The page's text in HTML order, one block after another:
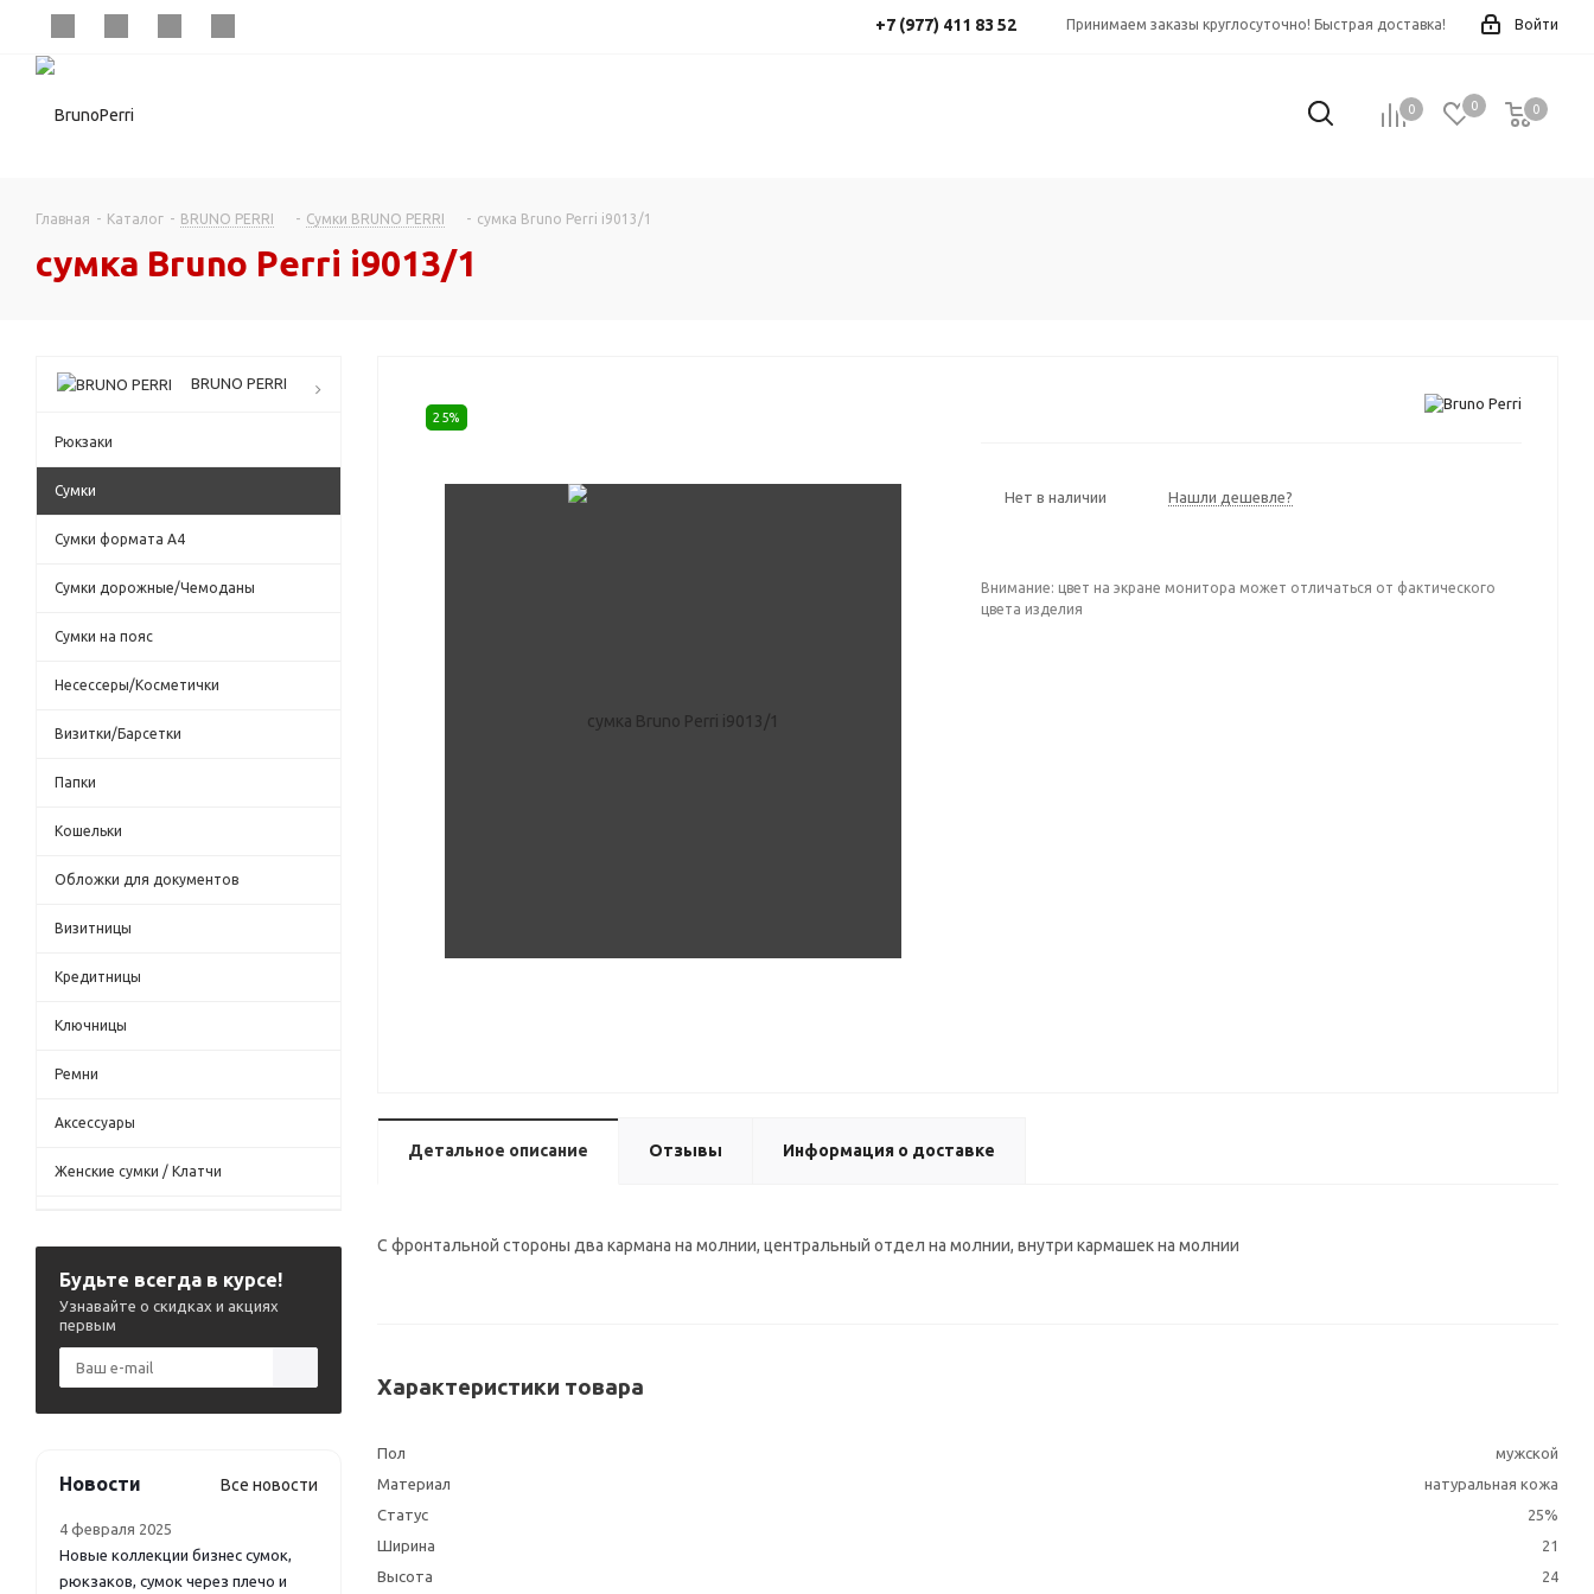
Войти
Принимаем заказы круглосуточно! Быстрая доставка!
+7 (977) 411 83 52
0 0 0
0
Главная - Каталог - BRUNO PERRI - Сумки BRUNO PERRI - сумка Bruno Perri i9013/1
сумка Bruno Perri i9013/1
25%
Нет в наличии Нашли дешевле?
Внимание: цвет на экране монитора может отличаться от фактического
цвета изделия
Детальное описание Отзывы Информация о доставке
С фронтальной стороны два кармана на молнии, центральный отдел на молнии, внутри кармашек на молнии
Характеристики товара
Пол
мужской
Материал
натуральная кожа
Статус
25%
Ширина
21
Высота
24
BRUNO PERRI
Рюкзаки
Сумки
Сумки формата А4
Сумки дорожные/Чемоданы
Сумки на пояс
Несессеры/Косметички
Визитки/Барсетки
Папки
Кошельки
Обложки для документов
Визитницы
Кредитницы
Ключницы
Ремни
Аксессуары
Женские сумки / Клатчи
Будьте всегда в курсе!
Узнавайте о скидках и акциях
первым
Новости Все новости
4 февраля 2025
Новые коллекции бизнес сумок,
рюкзаков, сумок через плечо и